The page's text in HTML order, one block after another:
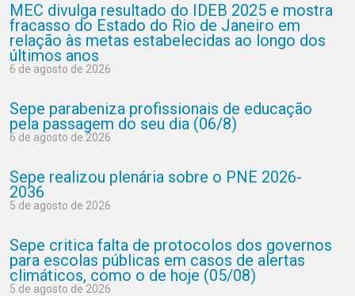
MEC divulga resultado do IDEB 2025 e mostra
fracasso do Estado do Rio de Janeiro em
relação às metas estabelecidas ao longo dos
últimos anos
6 de agosto de 2026
Sepe parabeniza profissionais de educação
pela passagem do seu dia (06/8)
6 de agosto de 2026
Sepe realizou plenária sobre o PNE 2026-
2036
5 de agosto de 2026
Sepe critica falta de protocolos dos governos
para escolas públicas em casos de alertas
climáticos, como o de hoje (05/08)
5 de agosto de 2026